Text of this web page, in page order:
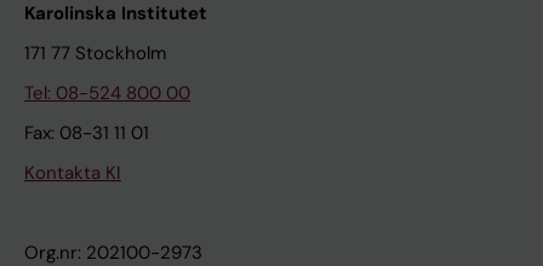
Karolinska Institutet
171 77 Stockholm
Tel: 08-524 800 00
Fax: 08-31 11 01
Kontakta KI
Org.nr: 202100-2973